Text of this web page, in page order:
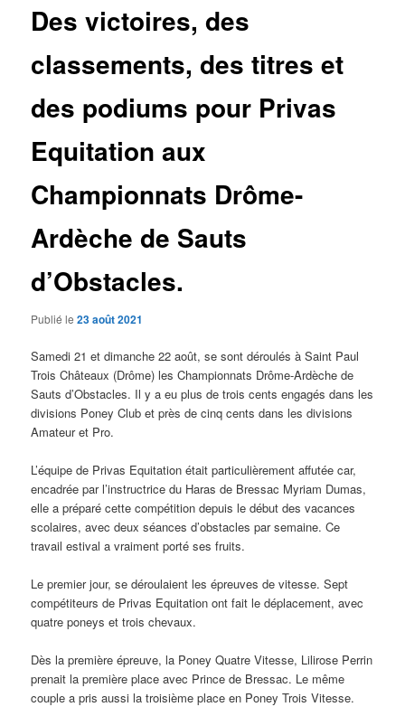
Des victoires, des
classements, des titres et
des podiums pour Privas
Equitation aux
Championnats Drôme-
Ardèche de Sauts
d’Obstacles.
Publié le23 août 2021
Samedi 21 et dimanche 22 août, se sont déroulés à Saint Paul
Trois Châteaux (Drôme) les Championnats Drôme-Ardèche de
Sauts d’Obstacles. Il y a eu plus de trois cents engagés dans les
divisions Poney Club et près de cinq cents dans les divisions
Amateur et Pro.
L’équipe de Privas Equitation était particulièrement affutée car,
encadrée par l’instructrice du Haras de Bressac Myriam Dumas,
elle a préparé cette compétition depuis le début des vacances
scolaires, avec deux séances d’obstacles par semaine. Ce
travail estival a vraiment porté ses fruits.
Le premier jour, se déroulaient les épreuves de vitesse. Sept
compétiteurs de Privas Equitation ont fait le déplacement, avec
quatre poneys et trois chevaux.
Dès la première épreuve, la Poney Quatre Vitesse, Lilirose Perrin
prenait la première place avec Prince de Bressac. Le même
couple a pris aussi la troisième place en Poney Trois Vitesse.